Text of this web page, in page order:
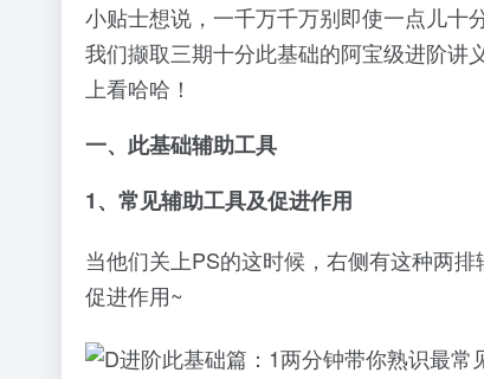
小贴士想说，一千万千万别即使一点儿十
我们撷取三期十分此基础的阿宝级进阶讲
上看哈哈！
一、此基础辅助工具
1、常见辅助工具及促进作用
当他们关上PS的这时候，右侧有这种两
促进作用~